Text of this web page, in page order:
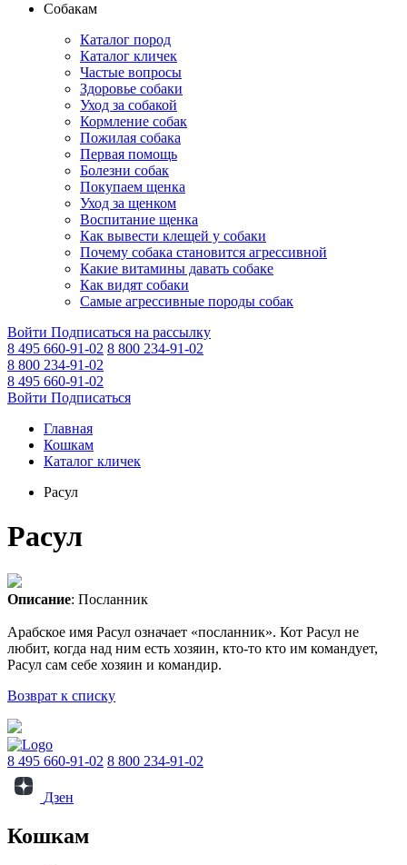
Собакам
Каталог пород
Каталог кличек
Частые вопросы
Здоровье собаки
Уход за собакой
Кормление собак
Пожилая собака
Первая помощь
Болезни собак
Покупаем щенка
Уход за щенком
Воспитание щенка
Как вывести клещей у собаки
Почему собака становится агрессивной
Какие витамины давать собаке
Как видят собаки
Самые агрессивные породы собак
Войти Подписаться на рассылку
8 495 660-91-02 8 800 234-91-02
8 800 234-91-02
8 495 660-91-02
Войти Подписаться
Главная
Кошкам
Каталог кличек
Расул
Расул
Описание: Посланник
Арабское имя Расул означает «посланник». Кот Расул не
любит, когда над ним есть хозяин, кто-то кто им командует,
Расул сам себе хозяин и командир.
Возврат к списку
8 495 660-91-02 8 800 234-91-02
Дзен
Кошкам